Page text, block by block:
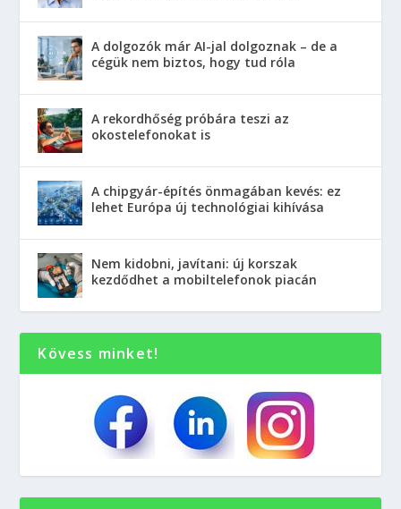
A dolgozók már AI-jal dolgoznak – de a
cégük nem biztos, hogy tud róla
A rekordhőség próbára teszi az
okostelefonokat is
A chipgyár-építés önmagában kevés: ez
lehet Európa új technológiai kihívása
Nem kidobni, javítani: új korszak
kezdődhet a mobiltelefonok piacán
Kövess minket!